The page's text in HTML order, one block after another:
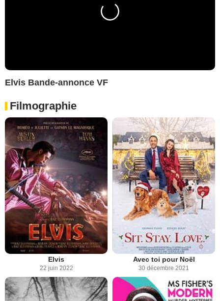
Elvis Bande-annonce VF
Filmographie
Elvis
22 juin 2022
Avec toi pour Noël
30 décembre 2021